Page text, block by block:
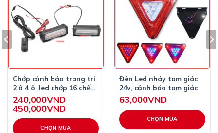
kt khi bỏ gioăng : 16,3cm × 5,6cm×2,6cm .
cả gioăng .
đèn có 3 dây điện = 2 chức năng tiện dụng .
đèn có 16 mắt led nhỏ riêng biệt
#ledbauduc #ledhaudon #ledcansau #2019 #sd2019
Chớp cảnh báo trang trí
2 ô 4 ô, led chớp 16 chế
độ 12V 24V
240,000VND –
450,000VNDKhoảng
giá:
từ
240,000VND
CHỌN MUA
Đèn Led nháy tam giác
24v, cảnh báo tam giác
63,000VND
CHỌN MUA